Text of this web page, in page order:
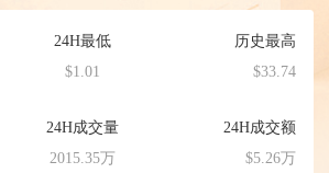
24H最低
$1.01
历史最高
$33.74
24H成交量
2015.35万
24H成交额
$5.26万